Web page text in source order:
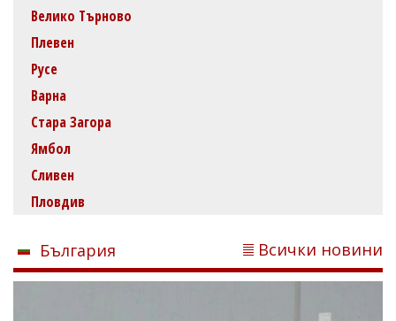
Велико Търново
Плевен
Русе
Варна
Стара Загора
Ямбол
Сливен
Пловдив
България Всички новини